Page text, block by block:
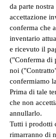
da parte
accettazione
conferma che
inventario
e ricevuto il
("Conferma di
noi
confermiamo
Prima di tale
che non
annullarlo.
Tutti i prodotti
rimarranno di